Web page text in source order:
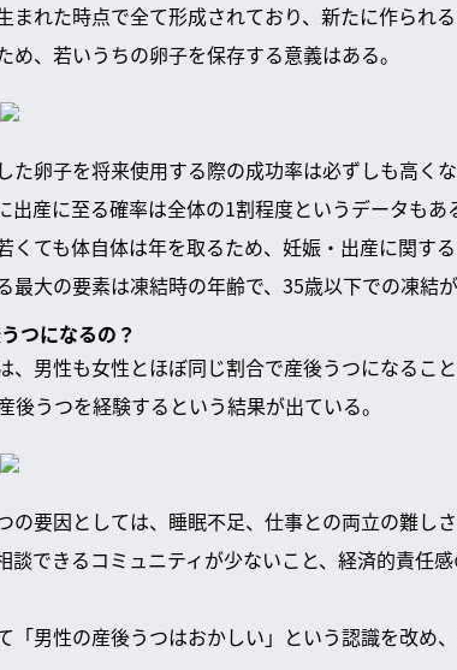
まれた時点で全て形成されており、新たに作られ
め、若いうちの卵子を保存する意義はある。
た卵子を将来使用する際の成功率は必ずしも高く
出産に至る確率は全体の1割程度というデータもあ
くても体自体は年を取るため、妊娠・出産に関す
最大の要素は凍結時の年齢で、35歳以下での凍結
つになるの？
、男性も女性とほぼ同じ割合で産後うつになるこ
後うつを経験するという結果が出ている。
の要因としては、睡眠不足、仕事との両立の難し
談できるコミュニティが少ないこと、経済的責任
「男性の産後うつはおかしい」という認識を改め